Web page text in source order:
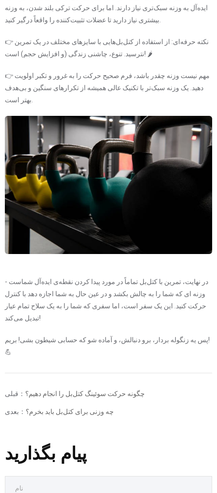
ایده‌آل به وزنه سبک‌تری نیاز دارند. اما برای حرکت ترکی بلند شدن، به وزنه
👉 نکته حرفه‌ای: از استفاده از کتل‌بل‌هایی با سایزهای مختلف در یک تمرین
نترسید. تنوع، چاشنی زندگی (و افزایش حجم) است! 🌶️
👉 مهم نیست وزنه چقدر باشد، فرم صحیح حرکت را به غرور و تکبر اولویت
دهید. یک وزنه سبک‌تر با تکنیک عالی همیشه از تکرارهای سنگین و بی‌هدف
در نهایت، تمرین با کتل‌بل تماماً در مورد پیدا کردن نقطه‌ی ایده‌آل شماست -
وزنه ای که شما را به چالش بکشد و در عین حال به شما اجازه دهد با کنترل
حرکت کنید. این یک سفر است، اما سفری که شما را به یک سلاح تمام عیار
تبدیل می‌کند!
پس یه زنگوله بردار، برو دنبالش، و آماده شو که حسابی شیطون بشی! بریم!
💪
قبلی： چگونه حرکت سوئینگ کتل‌بل را انجام دهیم؟
بعدی： چه وزنی برای کتل‌بل باید بخرم؟
پیام بگذارید